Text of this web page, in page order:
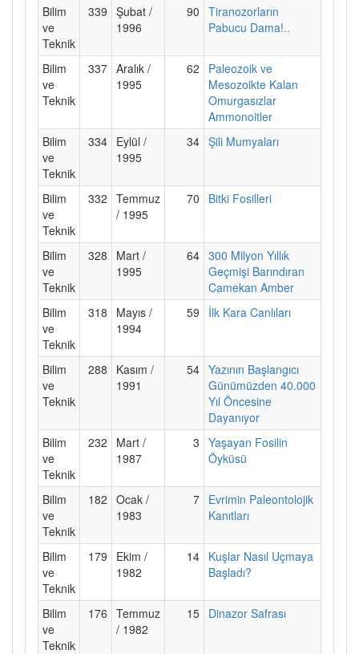
Bilim
ve
Teknik
339 Şubat /
1996
90 Tiranozorların
Pabucu Dama!..
Bilim
ve
Teknik
337 Aralık /
1995
62
Paleozoik ve
Mesozoikte Kalan
Omurgasızlar
Ammonoitler
Bilim
ve
Teknik
334 Eylül /
1995
34 Şili Mumyaları
Bilim
ve
Teknik
332 Temmuz
/ 1995
70 Bitki Fosilleri
Bilim
ve
Teknik
328
Mart /
1995
64 300 Milyon Yıllık
Geçmişi Barındıran
Camekan Amber
Bilim
ve
Teknik
318
Mayıs /
1994
59 İlk Kara Canlıları
Bilim
ve
Teknik
288
Kasım /
1991
54 Yazının Başlangıcı
Günümüzden 40.000
Yıl Öncesine
Dayanıyor
Bilim
ve
Teknik
232
Mart /
1987
3 Yaşayan Fosilin
Öyküsü
Bilim
ve
Teknik
182 Ocak /
1983
7 Evrimin Paleontolojik
Kanıtları
Bilim
ve
Teknik
179
Ekim /
1982
14 Kuşlar Nasıl Uçmaya
Başladı?
Bilim
ve
Teknik
176 Temmuz
/ 1982
15 Dinazor Safrası